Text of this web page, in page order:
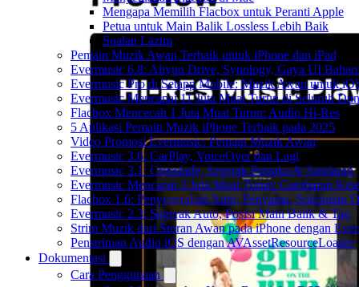
Mengapa Memilih Flacbox untuk Peranti Apple
Petua untuk Main Balik Lossless Lebih Baik
Soalan Lazim
Pemain Muzik Awan Terbaik untuk iPhone dan iPad
Evermusic 6.8: Aliyun Drive, Synology, Gaya UI
Evermusic Pro di Setapp Mobile: Muzik Awan untuk
Evermusic Mencapai 11 Juta Muat Turun di Seluruh
Flacbox Mencecah 1 Juta Muat Turun: Audio Hi-Res
5 Aplikasi Pemain Muzik iPhone Terbaik pada 2025
Video Promosi Evermusic: Pemain Muzik Awan
Evermusic 3.6: CarPlay, VoiceOver dan Lagi
Evermusic 3.1: Crossfade, Segerak Pustaka & Sandaran
Evermusic Mencapai 3 Juta Muat Turun: Gambaran
Flacbox 1.6: Penyegerakan Auto, Penyama, Sokongan
Evermusic 2.3: Segerak Auto, Posisi Main Balik & Tag
Strim Muzik dari Storan Awan pada iPhone dengan
Penstriman Audio iOS dengan AVAssetResourceLoader
Dokumentasi
Cara Penggunaan